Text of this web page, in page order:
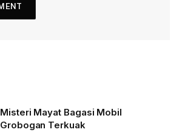
Misteri Mayat Bagasi Mobil
Grobogan Terkuak